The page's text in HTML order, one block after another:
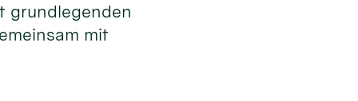
grundlegenden
mit